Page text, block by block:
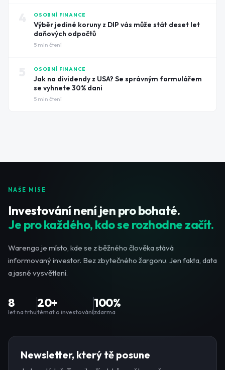
OSOBNÍ FINANCE
Výběr jediné koruny z DIP vás může stát deset let
daňových odpočtů
5 min čtení
OSOBNÍ FINANCE
Jak na dividendy z USA? Se správným formulářem
se vyhnete 30% dani
5 min čtení
NAŠE MISE
Investování není jen pro bohaté.
Je pro každého, kdo se rozhodne začít.
Warengo je místo, kde se z běžného člověka stává
informovaný investor. Bez zbytečného žargonu. Jen fakta, data
a jasné vysvětlení.
8
let na trhu
20+
témat o investování
100%
zdarma
Newsletter, který tě posune